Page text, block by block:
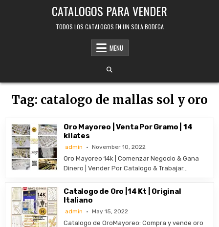
CATALOGOS PARA VENDER
TODOS LOS CATALOGOS EN UN SOLA BODEGA
MENU
Tag: catalogo de mallas sol y oro
Oro Mayoreo | Venta Por Gramo | 14
kilates
admin November 10, 2022
Oro Mayoreo 14k | Comenzar Negocio & Gana
Dinero | Vender Por Catalogo & Trabajar…
Catalogo de Oro |14 Kt | Original
Italiano
admin May 15, 2022
​Catalogo de OroMayoreo: Compra y vende oro